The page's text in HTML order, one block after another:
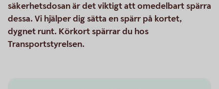
säkerhetsdosan är det viktigt att omedelbart spärra
dessa. Vi hjälper dig sätta en spärr på kortet,
dygnet runt. Körkort spärrar du hos
Transportstyrelsen.